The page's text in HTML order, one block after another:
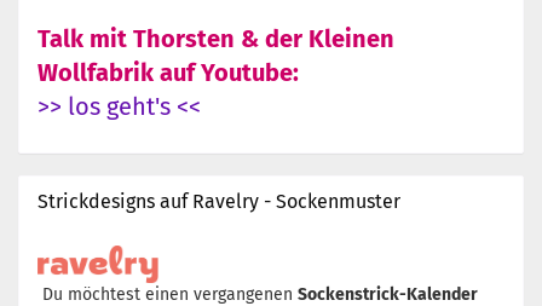
Talk mit Thorsten & der Kleinen
Wollfabrik auf Youtube:
>> los geht's <<
Strickdesigns auf Ravelry - Sockenmuster
Du möchtest einen vergangenen Sockenstrick-Kalender